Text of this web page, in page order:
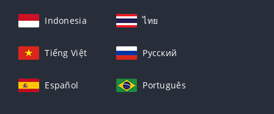
Indonesia ไทย
Tiếng Việt Русский
Español Português